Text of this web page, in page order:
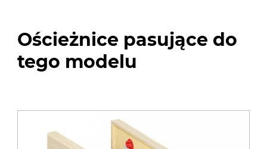
Ościeżnice pasujące do
tego modelu